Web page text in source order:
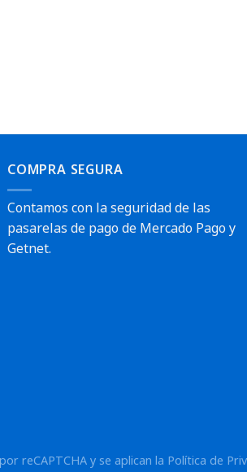
COMPRA SEGURA
Contamos con la seguridad de las
pasarelas de pago de Mercado Pago y
Getnet.
reCAPTCHA y se aplican la Política de